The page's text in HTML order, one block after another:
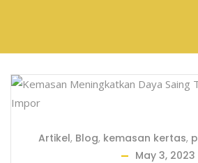
Artikel, Blog, kemasan kertas,
May 3, 2023